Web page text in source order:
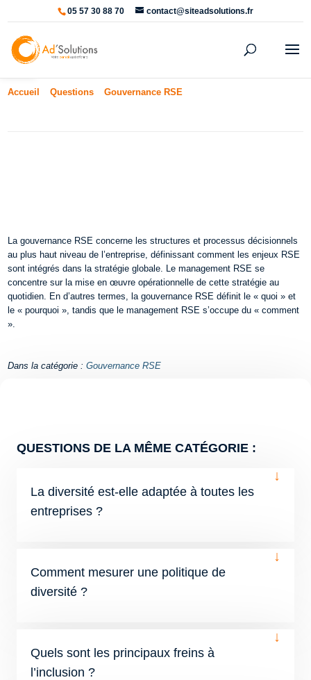
Ouvrir la barre d’outils
05 57 30 88 70 contact@siteadsolutions.fr
Accueil Questions Gouvernance RSE
La gouvernance RSE concerne les structures et processus décisionnels
au plus haut niveau de l’entreprise, définissant comment les enjeux RSE
sont intégrés dans la stratégie globale. Le management RSE se
concentre sur la mise en œuvre opérationnelle de cette stratégie au
quotidien. En d’autres termes, la gouvernance RSE définit le « quoi » et
le « pourquoi », tandis que le management RSE s’occupe du « comment
».
Dans la catégorie :Gouvernance RSE
QUESTIONS DE LA MÊME CATÉGORIE :
La diversité est-elle adaptée à toutes les
entreprises ?
↓
Comment mesurer une politique de
diversité ?
↓
Quels sont les principaux freins à
l’inclusion ?
↓